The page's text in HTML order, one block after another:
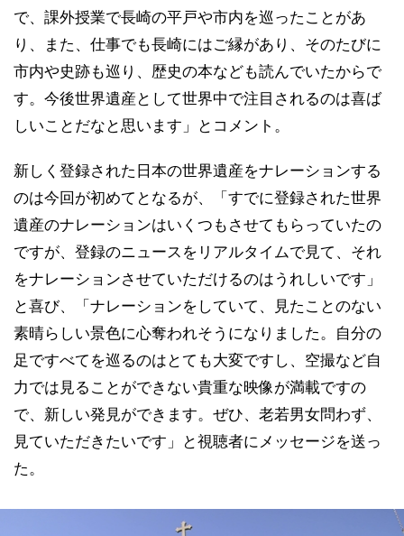
で、課外授業で長崎の平戸や市内を巡ったことがあ
り、また、仕事でも長崎にはご縁があり、そのたびに
市内や史跡も巡り、歴史の本なども読んでいたからで
す。今後世界遺産として世界中で注目されるのは喜ば
しいことだなと思います」とコメント。
新しく登録された日本の世界遺産をナレーションする
のは今回が初めてとなるが、「すでに登録された世界
遺産のナレーションはいくつもさせてもらっていたの
ですが、登録のニュースをリアルタイムで見て、それ
をナレーションさせていただけるのはうれしいです」
と喜び、「ナレーションをしていて、見たことのない
素晴らしい景色に心奪われそうになりました。自分の
足ですべてを巡るのはとても大変ですし、空撮など自
力では見ることができない貴重な映像が満載ですの
で、新しい発見ができます。ぜひ、老若男女問わず、
見ていただきたいです」と視聴者にメッセージを送っ
た。